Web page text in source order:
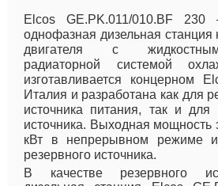
Elcos GE.PK.011/010.BF 230
однофазная дизельная станция
двигателя с
радиаторной системой
изготавливается концерном
Италия и разработана как для
источника питания, так и для
источника. Выходная мощность
кВт в непрерывном режиме
резервного источника.
В качестве резервного